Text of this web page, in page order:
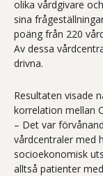
olika vårdgivare
sina
poäng från 220
Av dessa
drivna.
Resultaten visade
korrelation mellan
– Det var
vårdcentraler med
socioekonomisk
alltså patienter